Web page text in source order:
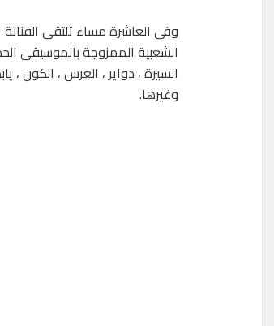
وفى العاشرة مساء تلتقى الفنانة
الشعبية الممزوجة بالموسيقى
السيرة ، دواير ، العرس ، الكون ،
وغيرها.